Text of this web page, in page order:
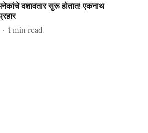
दशावतार सुरू होतात! एकनाथ
1 min read